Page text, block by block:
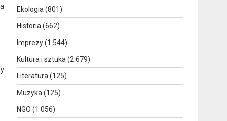
Ekologia (801)
Historia (662)
Imprezy(1 544)
Kultura i sztuka (2 679)
Literatura (125)
Muzyka (125)
NGO (1 056)